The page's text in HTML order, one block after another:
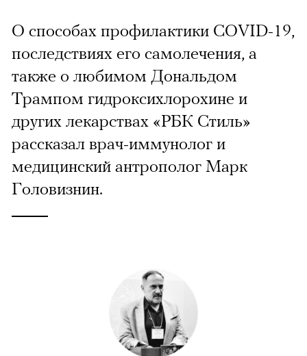
О способах профилактики COVID-19,
последствиях его самолечения, а
также о любимом Дональдом
Трампом гидроксихлорохине и
других лекарствах «РБК Стиль»
рассказал врач-иммунолог и
медицинский антрополог Марк
Головизнин.